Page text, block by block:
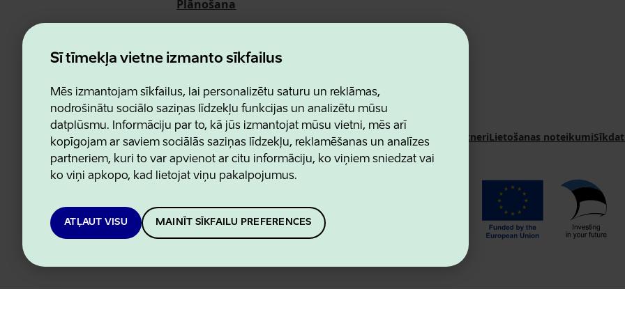
Šī tīmekļa vietne izmanto sīkfailus
Mēs izmantojam sīkfailus, lai personalizētu saturu un reklāmas,
nodrošinātu sociālo saziņas līdzekļu funkcijas un analizētu mūsu
datplūsmu. Informāciju par to, kā jūs izmantojat mūsu vietni, mēs arī
kopīgojam ar saviem sociālās saziņas līdzekļu, reklamēšanas un analīzes
partneriem, kuri to var apvienot ar citu informāciju, ko viņiem sniedzat vai
ko viņi apkopo, kad lietojat viņu pakalpojumus.
ATĻAUT VISU MAINĪT SĪKFAILU PREFERENCES
Plānošana
Par mums
Estonian Business and Innovation AgencyKontaktiSadarbības partneriLietošanas noteikumi